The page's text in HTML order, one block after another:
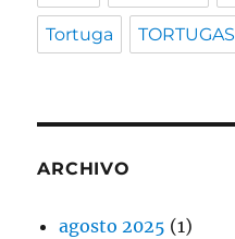
Tortuga TORTUGAS
ARCHIVO
agosto 2025 (1)